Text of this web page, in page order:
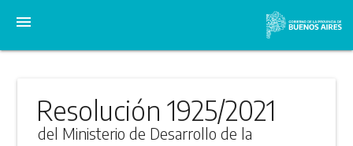
menu
Resolución 1925/2021
del Ministerio de Desarrollo de la